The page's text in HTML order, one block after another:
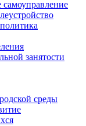
занятости
среды